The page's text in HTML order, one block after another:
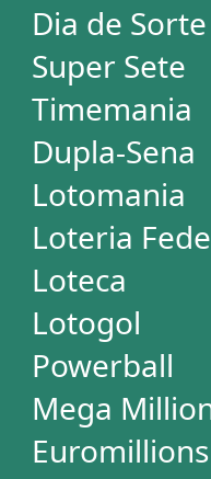
Mega-Sena
Lotofácil
Quina
+Milionária
Dia de Sorte
Super Sete
Timemania
Dupla-Sena
Lotomania
Powerball
Mega Millions
Euromillions